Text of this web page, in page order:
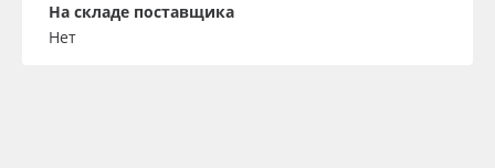
На складе поставщика
Нет